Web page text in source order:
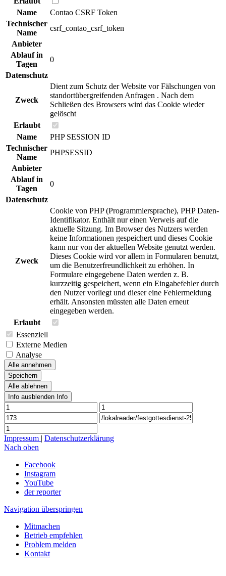
Name
Contao CSRF Token
Technischer
Name
csrf_contao_csrf_token
Anbieter
Ablauf in
Tagen
0
Datenschutz
Zweck
Dient zum Schutz der Website vor Fälschungen von
standortübergreifenden Anfragen . Nach dem
Schließen des Browsers wird das Cookie wieder
gelöscht
Erlaubt
Name
PHP SESSION ID
Technischer
Name
PHPSESSID
Anbieter
Ablauf in
Tagen
0
Datenschutz
Zweck
Cookie von PHP (Programmiersprache), PHP Daten-
Identifikator. Enthält nur einen Verweis auf die
aktuelle Sitzung. Im Browser des Nutzers werden
keine Informationen gespeichert und dieses Cookie
kann nur von der aktuellen Website genutzt werden.
Dieses Cookie wird vor allem in Formularen benutzt,
um die Benutzerfreundlichkeit zu erhöhen. In
Formulare eingegebene Daten werden z. B.
kurzzeitig gespeichert, wenn ein Eingabefehler durch
den Nutzer vorliegt und dieser eine Fehlermeldung
erhält. Ansonsten müssten alle Daten erneut
eingegeben werden.
Erlaubt
Essenziell
Externe Medien
Analyse
Alle annehmen
Speichern
Alle ablehnen
Info ausblenden Info
Impressum | Datenschutzerklärung
Nach oben
Facebook
Instagram
YouTube
der reporter
Navigation überspringen
Mitmachen
Betrieb empfehlen
Problem melden
Kontakt